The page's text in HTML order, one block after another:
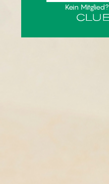
Kein Mitglied?